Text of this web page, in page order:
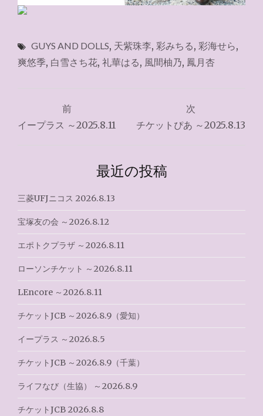
GUYS AND DOLLS, 天紫珠李, 彩みちる, 彩海せら,
爽悠季, 白雪さち花, 礼華はる, 風間柚乃, 鳳月杏
稿
ゲ
ー
シ
ョ
ン
前
イープラス ～2025.8.11
次
チケットぴあ ～2025.8.13
最近の投稿
三菱UFJニコス 2026.8.13
宝塚友の会 ～2026.8.12
エポトクプラザ ～2026.8.11
ローソンチケット ～2026.8.11
LEncore ～2026.8.11
チケットJCB ～2026.8.9（愛知）
イープラス ～2026.8.5
チケットJCB ～2026.8.9（千葉）
ライフなび（生協） ～2026.8.9
チケットJCB 2026.8.8